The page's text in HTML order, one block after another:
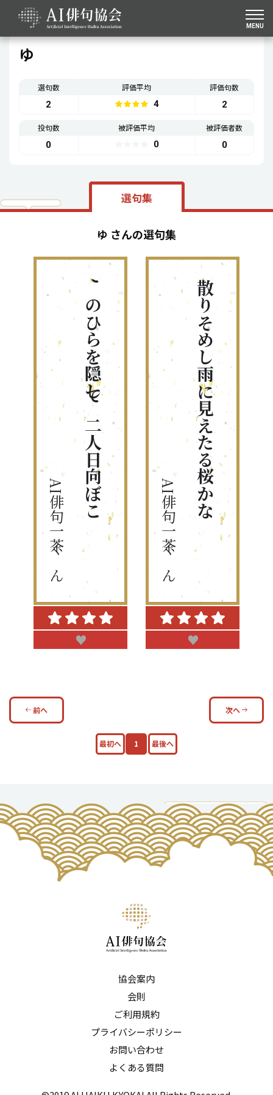
MENU
ゆ
選句数
2
評価平均
4
評価句数
2
投句数
0
被評価平均
0
被評価者数
0
選句集
ゆ さんの選句集
てのひらを隠して二人日向ぼこ
AI俳句一茶くん
♥
散りそめし雨に見えたる桜かな
AI俳句一茶くん
♥
前へ 次へ
最初へ 1 最後へ
協会案内
会則
ご利用規約
プライバシーポリシー
お問い合わせ
よくある質問